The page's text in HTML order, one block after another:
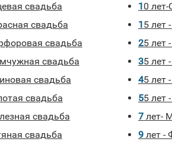
свадьба
10
свадьба
15
свадьба
25
свадьба
35
свадьба
45
свадьба
55
свадьба
7 лет-
свадьба 9 лет